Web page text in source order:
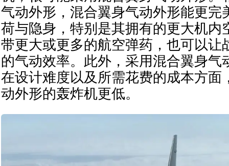
气动外形，混合翼身气动外形能更完
荷与隐身，特别是其拥有的更大机内
带更大或更多的航空弹药，也可以让
的气动效率。此外，采用混合翼身气
在设计难度以及所需花费的成本方面
动外形的轰炸机更低。